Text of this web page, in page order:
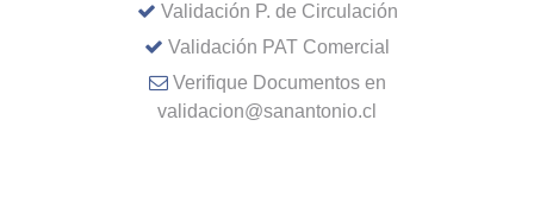
Validación P. de Circulación
Validación PAT Comercial
Verifique Documentos en
validacion@sanantonio.cl